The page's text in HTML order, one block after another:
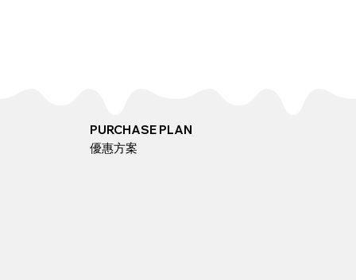
PURCHASE PLAN
​優惠方案